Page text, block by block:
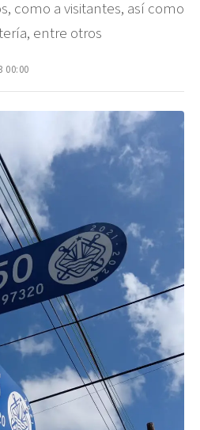
como a visitantes, así como
entre otros
00:00